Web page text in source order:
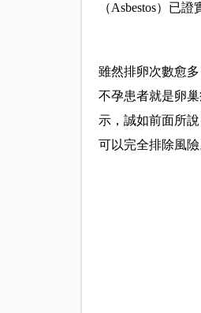
（Asbestos）已
雖然排卵次數愈
不孕患者就是卵
示，誠如前面所
可以完全排除風險